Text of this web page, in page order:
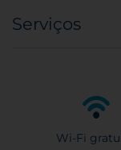
Serviços
Wi-Fi